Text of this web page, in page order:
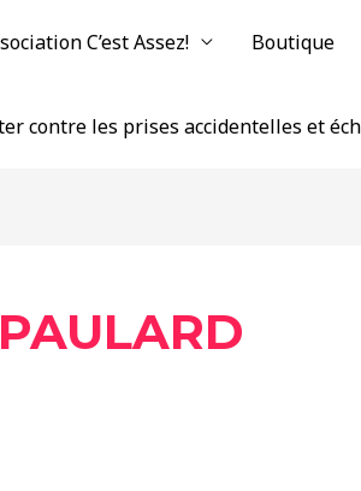
C’est Assez! Boutique
contre les prises accidentelles et